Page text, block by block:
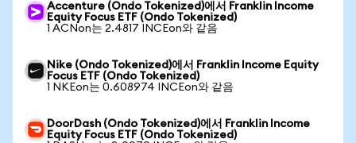
Accenture (Ondo Tokenized)에서 Franklin Income
Equity Focus ETF (Ondo Tokenized)
1 ACNon는 2.4817 INCEon와 같음
Nike (Ondo Tokenized)에서 Franklin Income Equity
Focus ETF (Ondo Tokenized)
1 NKEon는 0.608974 INCEon와 같음
DoorDash (Ondo Tokenized)에서 Franklin Income
Equity Focus ETF (Ondo Tokenized)